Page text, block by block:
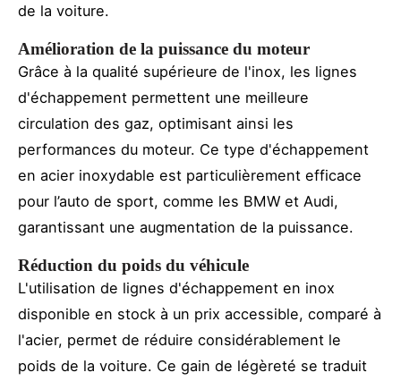
de la voiture.
Amélioration de la puissance du moteur
Grâce à la qualité supérieure de l'inox, les lignes
d'échappement permettent une meilleure
circulation des gaz, optimisant ainsi les
performances du moteur. Ce type d'échappement
en acier inoxydable est particulièrement efficace
pour l’auto de sport, comme les BMW et Audi,
garantissant une augmentation de la puissance.
Réduction du poids du véhicule
L'utilisation de lignes d'échappement en inox
disponible en stock à un prix accessible, comparé à
l'acier, permet de réduire considérablement le
poids de la voiture. Ce gain de légèreté se traduit